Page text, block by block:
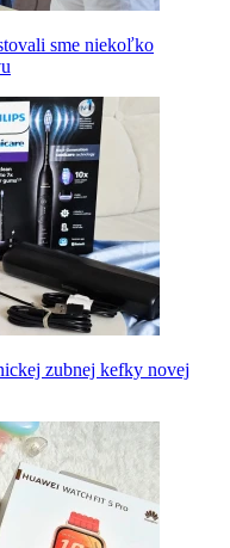
sme niekoľko
zubnej kefky novej